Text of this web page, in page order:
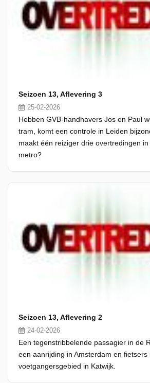
Seizoen 13, Aflevering 3
25-02-2026
Hebben GVB-handhavers Jos en Paul
tram, komt een controle in Leiden
maakt één reiziger drie overtredingen
metro?
Seizoen 13, Aflevering 2
24-02-2026
Een tegenstribbelende passagier in de
een aanrijding in Amsterdam en fietsers
voetgangersgebied in Katwijk.